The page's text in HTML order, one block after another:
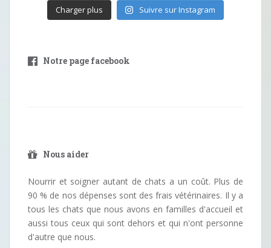
Charger plus Suivre sur Instagram
Notre page facebook
Nous aider
Nourrir et soigner autant de chats a un coût. Plus de
90 % de nos dépenses sont des frais vétérinaires. Il y a
tous les chats que nous avons en familles d'accueil et
aussi tous ceux qui sont dehors et qui n'ont personne
d'autre que nous.